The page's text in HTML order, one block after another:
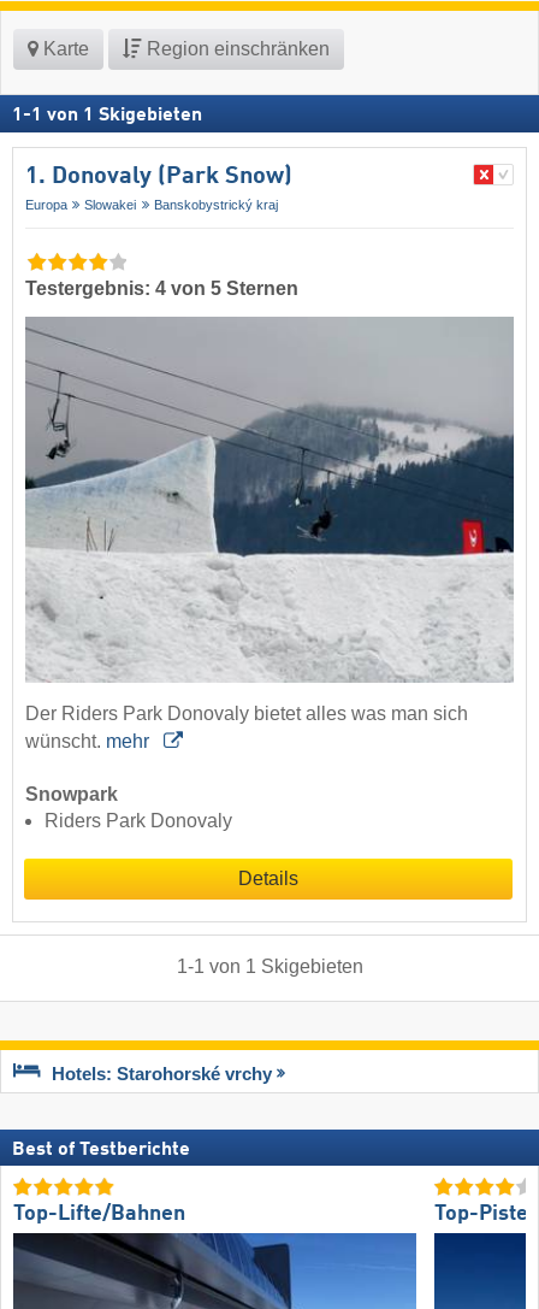
Karte Region einschränken
1 -1 von 1 Skigebieten
1. Donovaly (Park Snow)
Europa Slowakei Banskobystrický kraj
Testergebnis: 4 von 5 Sternen
Der Riders Park Donovaly bietet alles was man sich
wünscht. mehr
Snowpark
Riders Park Donovaly
Details
1-1 von 1 Skigebieten
Hotels: Starohorské vrchy
Best of Testberichte
Top-Lifte/Bahnen Top-